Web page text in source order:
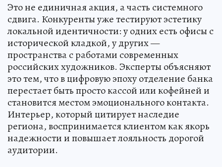
Это не единичная акция, а часть системного
сдвига. Конкуренты уже тестируют эстетику
локальной идентичности: у одних есть офисы с
исторической кладкой, у других —
пространства с работами современных
российских художников. Эксперты объясняют
это тем, что в цифровую эпоху отделение банка
перестает быть просто кассой или кофейней и
становится местом эмоционального контакта.
Интерьер, который цитирует наследие
региона, воспринимается клиентом как якорь
надежности и повышает лояльность дорогой
аудитории.